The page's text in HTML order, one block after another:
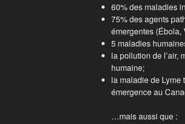
60% des maladies
75% des agents
émergentes (Ébola,
5 maladies
la pollution de l’air,
humaine;
la maladie de Lyme
émergence au
…mais aussi que :